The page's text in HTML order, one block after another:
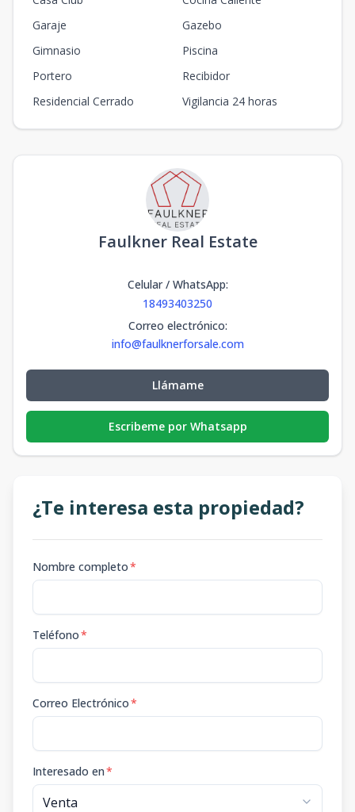
Garaje
Gazebo
Gimnasio
Piscina
Portero
Recibidor
Residencial Cerrado
Vigilancia 24 horas
Faulkner Real Estate
Celular / WhatsApp:
18493403250
Correo electrónico:
info@faulknerforsale.com
Llámame
Escribeme por Whatsapp
¿Te interesa esta propiedad?
Nombre completo*
Teléfono*
Correo Electrónico*
Interesado en*